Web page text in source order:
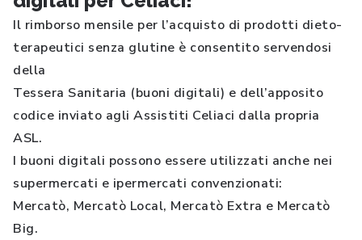
Il rimborso mensile per l’acquisto di prodotti dieto-
terapeutici senza glutine è consentito servendosi
della
Tessera Sanitaria (buoni digitali) e dell’apposito
codice inviato agli Assistiti Celiaci dalla propria
ASL.
I buoni digitali possono essere utilizzati anche nei
supermercati e ipermercati convenzionati:
Mercatò, Mercatò Local, Mercatò Extra e Mercatò
Big.